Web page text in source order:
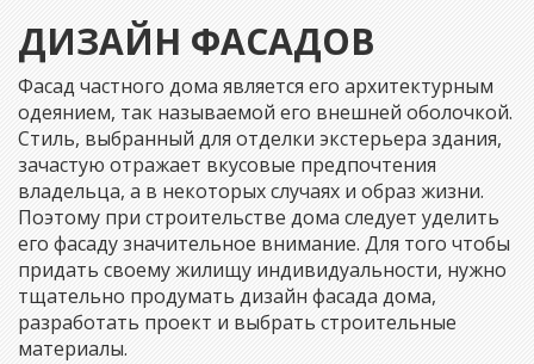
ДИЗАЙН ФАСАДОВ
Фасад частного дома является его архитектурным
одеянием, так называемой его внешней оболочкой.
Cтиль, выбранный для отделки экстерьера здания,
зачастую отражает вкусовые предпочтения
владельца, а в некоторых случаях и образ жизни.
Поэтому при строительстве дома следует уделить
его фасаду значительное внимание. Для того чтобы
придать своему жилищу индивидуальности, нужно
тщательно продумать дизайн фасада дома,
разработать проект и выбрать строительные
материалы.